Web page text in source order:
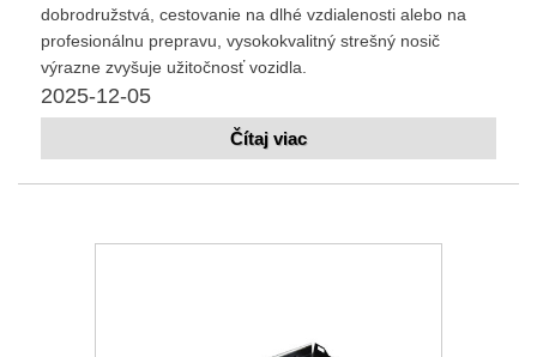
dobrodružstvá, cestovanie na dlhé vzdialenosti alebo na
profesionálnu prepravu, vysokokvalitný strešný nosič
výrazne zvyšuje užitočnosť vozidla.
2025-12-05
Čítaj viac